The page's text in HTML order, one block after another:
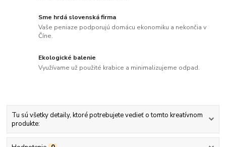
Sme hrdá slovenská firma
Vaše peniaze podporujú domácu ekonomiku a nekončia v
Číne.
Ekologické balenie
Využívame už použité krabice a minimalizujeme odpad.
Tu sú všetky detaily, ktoré potrebujete vedieť o tomto kreatívnom
produkte: